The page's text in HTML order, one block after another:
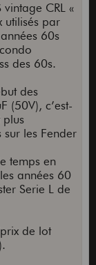
CRL «
utilisés par
60s
des 60s.
des
(50V), c’est-
plus
les Fender
temps en
années 60
Serie L de
de lot